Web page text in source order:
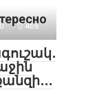
466